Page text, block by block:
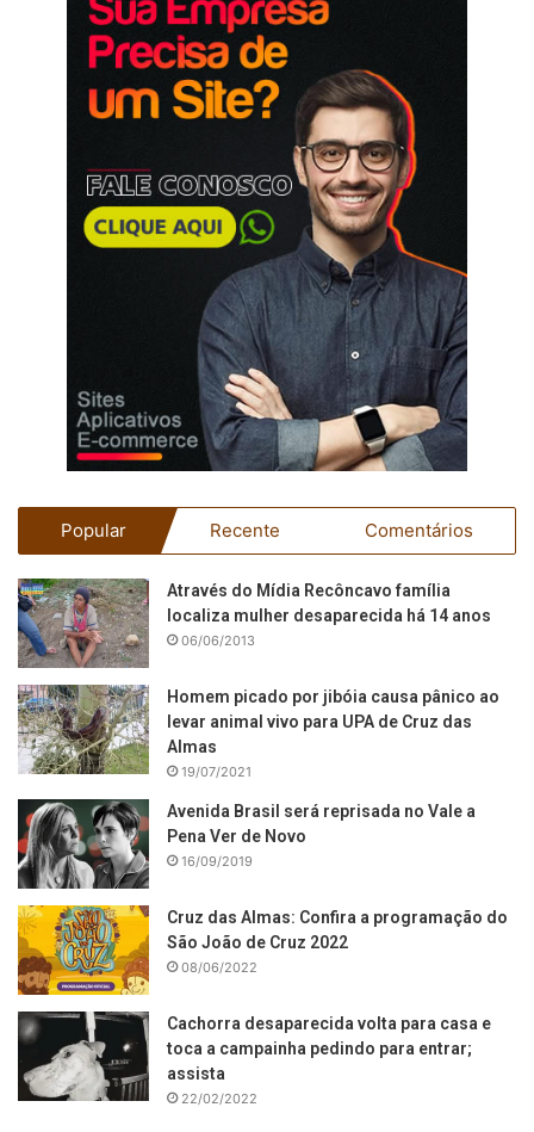
Popular Recente Comentários
Através do Mídia Recôncavo família
localiza mulher desaparecida há 14 anos
06/06/2013
Homem picado por jibóia causa pânico ao
levar animal vivo para UPA de Cruz das
Almas
19/07/2021
Avenida Brasil será reprisada no Vale a
Pena Ver de Novo
16/09/2019
Cruz das Almas: Confira a programação do
São João de Cruz 2022
08/06/2022
Cachorra desaparecida volta para casa e
toca a campainha pedindo para entrar;
assista
22/02/2022